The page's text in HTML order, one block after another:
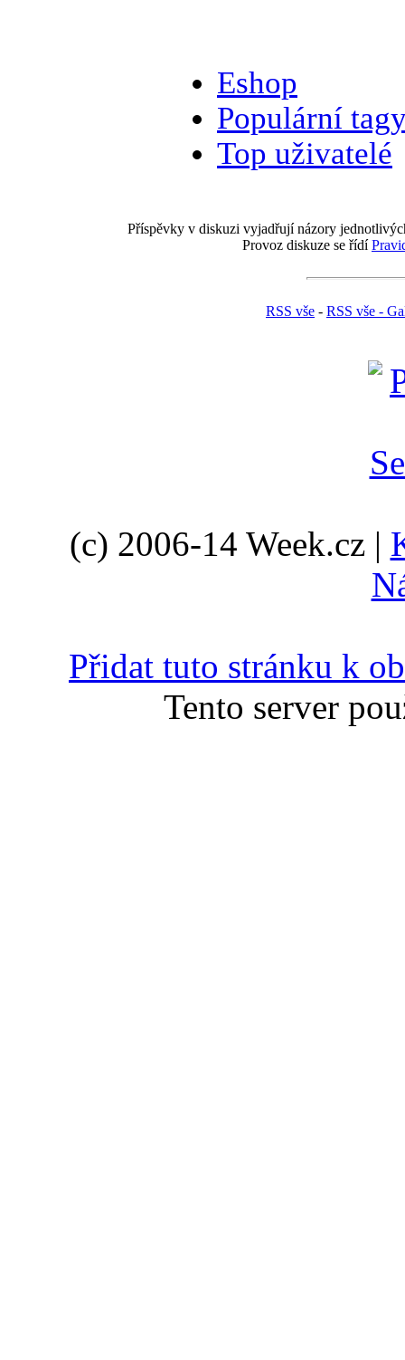
Eshop
Populární
Top uživatelé
Příspěvky v diskuzi vyjadřují názory
Provoz diskuze se řídí
RSS vše - RSS vše -
(c) 2006-14 Week.cz |
Přidat tuto stránku k
Tento server